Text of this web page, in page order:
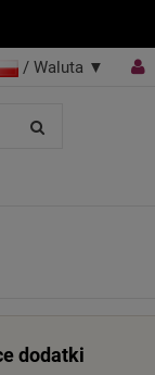
/ Waluta ▼
dodatki